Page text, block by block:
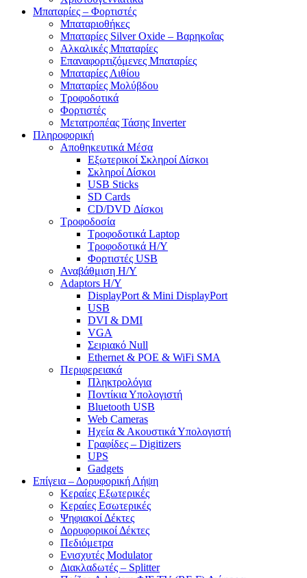
Μπαταρίες – Φορτιστές
Μπαταριοθήκες
Μπαταρίες Silver Oxide – Βαρηκοΐας
Αλκαλικές Μπαταρίες
Επαναφορτιζόμενες Μπαταρίες
Μπαταρίες Λιθίου
Μπαταρίες Μολύβδου
Τροφοδοτικά
Φορτιστές
Μετατροπέας Τάσης Inverter
Πληροφορική
Αποθηκευτικά Μέσα
Εξωτερικοί Σκληροί Δίσκοι
Σκληροί Δίσκοι
USB Sticks
SD Cards
CD/DVD Δίσκοι
Τροφοδοσία
Τροφοδοτικά Laptop
Τροφοδοτικά Η/Υ
Φορτιστές USB
Αναβάθμιση Η/Υ
Adaptors Η/Υ
DisplayPort & Mini DisplayPort
USB
DVI & DMI
VGA
Σειριακό Null
Ethernet & POE & WiFi SMA
Περιφερειακά
Πληκτρολόγια
Ποντίκια Υπολογιστή
Bluetooth USB
Web Cameras
Ηχεία & Ακουστικά Υπολογιστή
Γραφίδες – Digitizers
UPS
Gadgets
Επίγεια – Δορυφορική Λήψη
Κεραίες Εξωτερικές
Κεραίες Εσωτερικές
Ψηφιακοί Δέκτες
Δορυφορικοί Δέκτες
Πεδιόμετρα
Ενισχυτές Modulator
Διακλαδωτές – Splitter